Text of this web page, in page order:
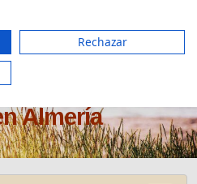
de decesos
Almería
Rechazar